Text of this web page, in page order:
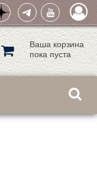
Ваша корзина
пока пуста